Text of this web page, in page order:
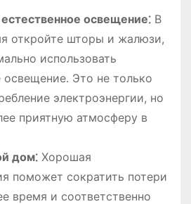
освещение⁚В
откройте шторы и жалюзи,
использовать
освещение․ Это не только
электроэнергии, но
приятную атмосферу в
дом⁚Хорошая
поможет сократить потери
время и соответственно